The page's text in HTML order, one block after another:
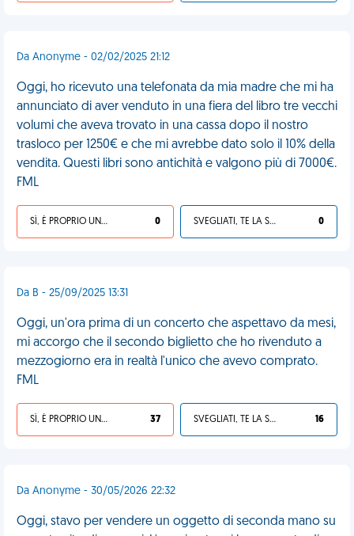
Da Anonyme - 02/02/2025 21:12
Oggi, ho ricevuto una telefonata da mia madre che mi ha
annunciato di aver venduto in una fiera del libro tre vecchi
volumi che aveva trovato in una cassa dopo il nostro
trasloco per 1250€ e che mi avrebbe dato solo il 10% della
vendita. Questi libri sono antichità e valgono più di 7000€.
FML
SÌ, È PROPRIO UNA VDM! 0 SVEGLIATI, TE LA SEI CERCATA! 0
Da B - 25/09/2025 13:31
Oggi, un'ora prima di un concerto che aspettavo da mesi,
mi accorgo che il secondo biglietto che ho rivenduto a
mezzogiorno era in realtà l'unico che avevo comprato.
FML
SÌ, È PROPRIO UNA VDM! 37 SVEGLIATI, TE LA SEI CERCATA! 16
Da Anonyme - 30/05/2026 22:32
Oggi, stavo per vendere un oggetto di seconda mano su